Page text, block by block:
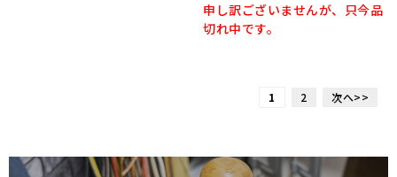
申し訳ございませんが、只今品
切れ中です。
1 2 次へ>>